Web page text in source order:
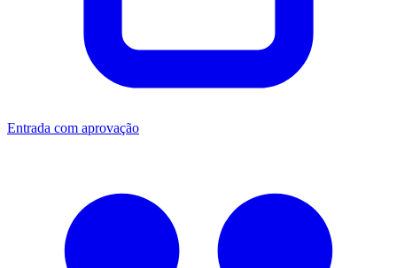
Entrada com aprovação